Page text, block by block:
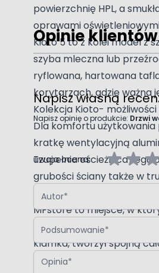
powierzchnię HPL, a
oprawami
Kioto 5 to z kolei model z
szyba mleczna lub
ryflowana, hartowana
korytarzach, gdzie ważna
Kolekcja Kioto-
Dla komfortu
kratkę wentylacyjną
uzupełnia ościeżnica
grubości ściany także w
Dlaczego MFstore
MFstore to miejsce, w
(bezprzylgowe, z
klamka, tworzył spójną
stacjonarne pozwalają
Opinie klientów
Napisz własną
Napisz opinię o produkcie: Drzwi
Twoja ocena:
Autor
Podsumowanie
Opinia